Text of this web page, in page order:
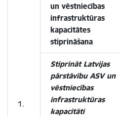
1.
un vēstniecības
infrastruktūras
kapacitātes
stiprināšana
Stiprināt Latvijas
pārstāvību ASV un
vēstniecības
infrastruktūras
kapacitāti